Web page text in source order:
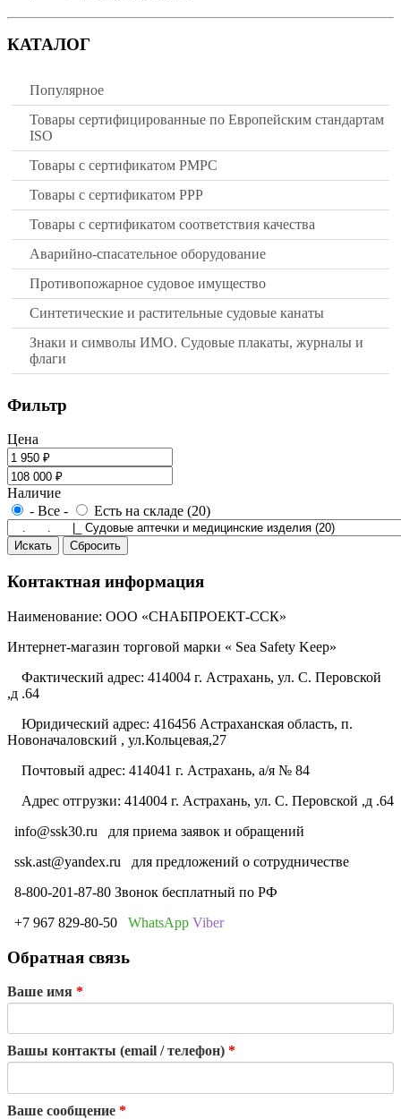
КАТАЛОГ
Популярное
Товары сертифицированные по Европейским стандартам
ISO
Товары с сертификатом РМРС
Товары с сертификатом РРР
Товары с сертификатом соответствия качества
Аварийно-спасательное оборудование
Противопожарное судовое имущество
Синтетические и растительные судовые канаты
Знаки и символы ИМО. Судовые плакаты, журналы и
флаги
Фильтр
Цена
Наличие
- Все -
Есть на складе (20)
Контактная информация
Наименование: ООО «СНАБПРОЕКТ-ССК»
Интернет-магазин торговой марки « Sea Safety Keep»
Фактический адрес: 414004 г. Астрахань, ул. С. Перовской
,д .64
Юридический адрес: 416456 Астраханская область, п.
Новоначаловский , ул.Кольцевая,27
Почтовый адрес: 414041 г. Астрахань, а/я № 84
Адрес отгрузки: 414004 г. Астрахань, ул. С. Перовской ,д .64
info@ssk30.ru для приема заявок и обращений
ssk.ast@yandex.ru для предложений о сотрудничестве
8-800-201-87-80 Звонок бесплатный по РФ
+7 967 829-80-50
WhatsApp Viber
Обратная связь
Ваше имя *
Вашы контакты (email / телефон) *
Ваше сообщение *